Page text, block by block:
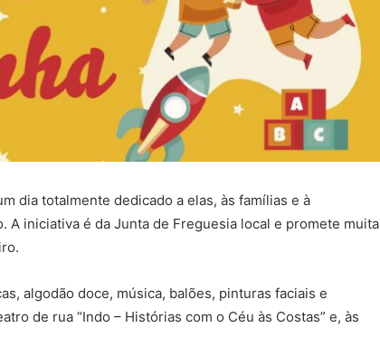
dia totalmente dedicado a elas, às famílias e à
A iniciativa é da Junta de Freguesia local e promete muita
algodão doce, música, balões, pinturas faciais e
de rua “Indo – Histórias com o Céu às Costas” e, às